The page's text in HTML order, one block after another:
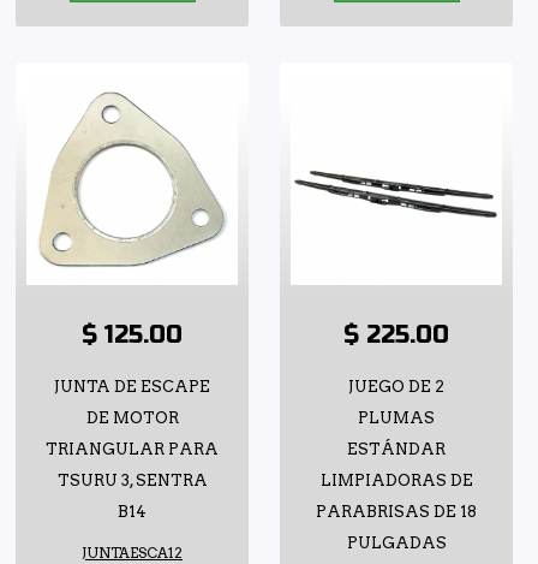
$ 125.00
JUNTA DE ESCAPE
DE MOTOR
TRIANGULAR PARA
TSURU 3, SENTRA
B14
JUNTAESCA12
$ 225.00
JUEGO DE 2
PLUMAS
ESTÁNDAR
LIMPIADORAS DE
PARABRISAS DE 18
PULGADAS